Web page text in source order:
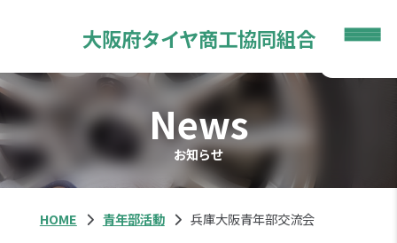
大阪府タイヤ商工協同組合
News
お知らせ
HOME 青年部活動 兵庫大阪青年部交流会